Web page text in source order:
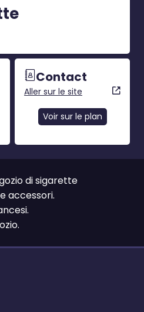
Contact
Aller sur le site
Voir sur le plan
di sigarette
accessori.